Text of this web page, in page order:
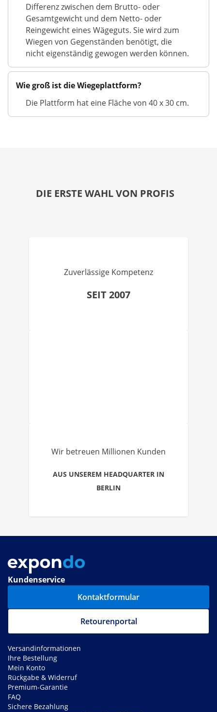
Differenz zwischen dem Brutto- oder
Gesamtgewicht und dem Netto- oder
Reingewicht eines Wägeguts. Sie wird zum
Wiegen von Gegenständen benötigt, die
nicht eigenständig gewogen werden können.
Wie groß ist die Wiegeplattform?
Die Plattform hat eine Fläche von 40 x 30 cm.
DIE ERSTE WAHL VON PROFIS
Zuverlässige Kompetenz
SEIT 2007
Wir betreuen Millionen Kunden
AUS UNSEREM HEADQUARTER IN
BERLIN
Kundenservice
Kontaktformular
Retourenportal
Versandinformationen
Ihre Bestellung
Mein Konto
Rückgabe & Widerruf
Premium-Garantie
FAQ
Sichere Bezahlung